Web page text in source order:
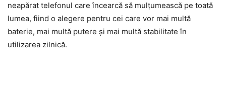
neapărat telefonul care încearcă să mulțumească pe toată
lumea, fiind o alegere pentru cei care vor mai multă
baterie, mai multă putere și mai multă stabilitate în
utilizarea zilnică.